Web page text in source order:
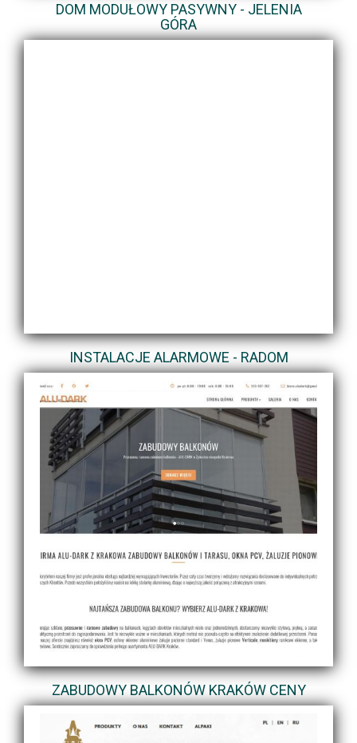
DOM MODUŁOWY PASYWNY - JELENIA
GÓRA
INSTALACJE ALARMOWE - RADOM
ZABUDOWY BALKONÓW KRAKÓW CENY